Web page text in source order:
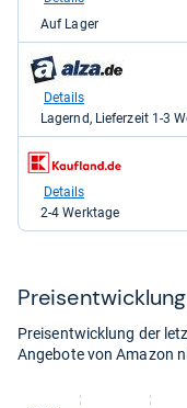
349,00
kaufen.
Auf Lager
zum
Shop:
alza.de
kaufen.
Details
Lagernd, Lieferzeit 1-3
zum
Shop:
Kaufland
Details
2-4 Werktage
Preis­ent­wick­lung
Preisentwicklung der
Angebote von Amazon